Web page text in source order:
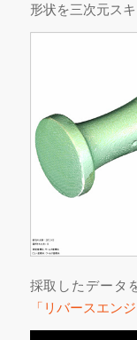
形状を三次元ス
採取したデータ
「リバースエン